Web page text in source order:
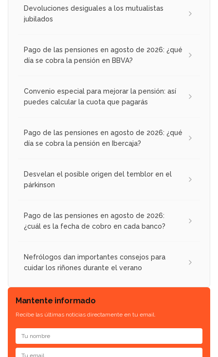
Devoluciones desiguales a los mutualistas
jubilados
Pago de las pensiones en agosto de 2026: ¿qué
día se cobra la pensión en BBVA?
Convenio especial para mejorar la pensión: así
puedes calcular la cuota que pagarás
Pago de las pensiones en agosto de 2026: ¿qué
día se cobra la pensión en Ibercaja?
Desvelan el posible origen del temblor en el
párkinson
Pago de las pensiones en agosto de 2026:
¿cuál es la fecha de cobro en cada banco?
Nefrólogos dan importantes consejos para
cuidar los riñones durante el verano
Mantente informado
Recibe las últimas noticias directamente en tu email.